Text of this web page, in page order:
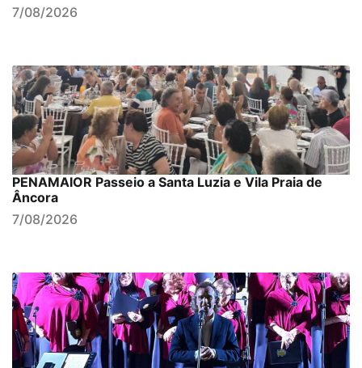
7/08/2026
PENAMAIOR Passeio a Santa Luzia e Vila Praia de
Âncora
7/08/2026